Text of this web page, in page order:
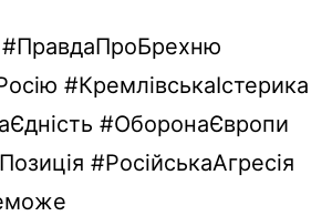
#КремлівськаІстерика
#ОборонаЄвропи
#РосійськаАгресія